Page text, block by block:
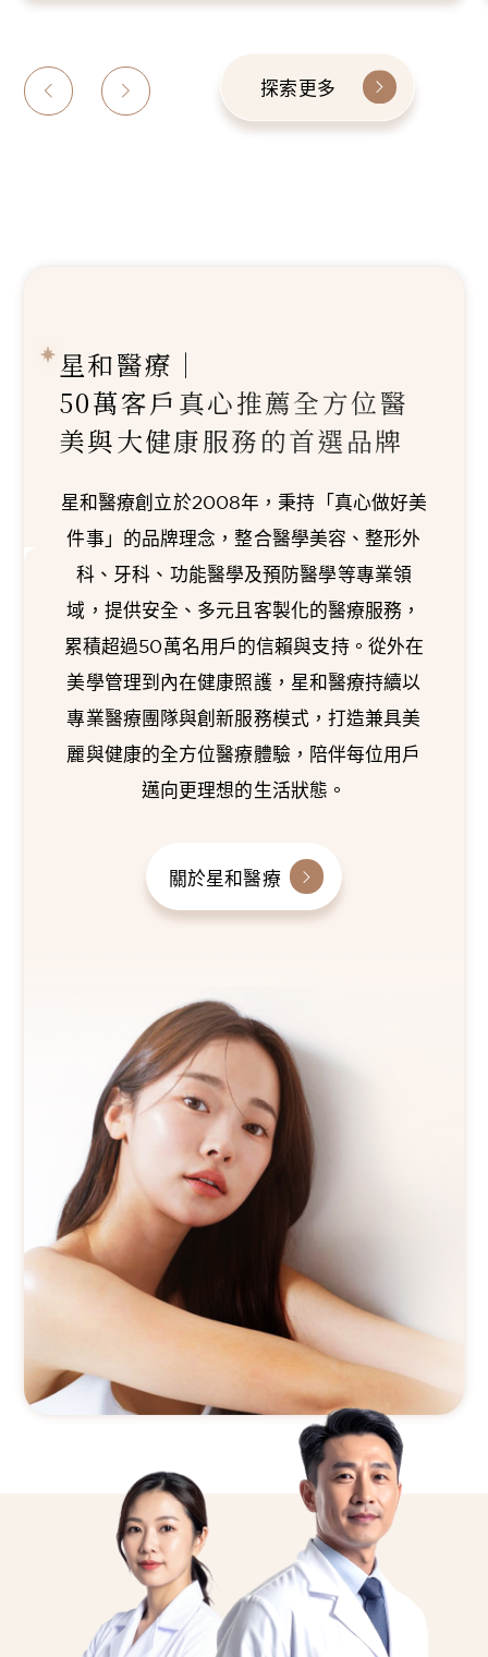
探索更多
星和醫療｜
50萬客戶真心推薦全方位醫
美與大健康服務的首選品牌
星和醫療創立於2008年，秉持「真心做好美
件事」的品牌理念，整合醫學美容、整形外
科、牙科、功能醫學及預防醫學等專業領
域，提供安全、多元且客製化的醫療服務，
累積超過50萬名用戶的信賴與支持。從外在
美學管理到內在健康照護，星和醫療持續以
專業醫療團隊與創新服務模式，打造兼具美
麗與健康的全方位醫療體驗，陪伴每位用戶
邁向更理想的生活狀態。
關於星和醫療